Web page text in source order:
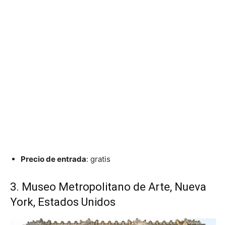
Precio de entrada: gratis
3. Museo Metropolitano de Arte, Nueva
York, Estados Unidos